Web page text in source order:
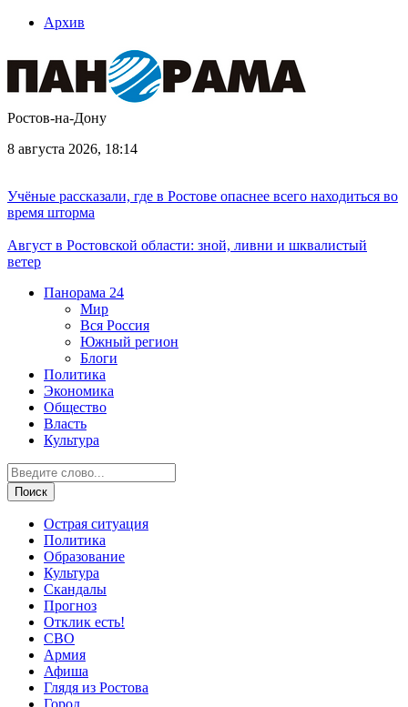
Архив
Ростов-на-Дону
8 августа 2026, 18:14
Учёные рассказали, где в Ростове опаснее всего находиться во
время шторма
Август в Ростовской области: зной, ливни и шквалистый
ветер
Панорама 24
Мир
Вся Россия
Южный регион
Блоги
Политика
Экономика
Общество
Власть
Культура
Острая ситуация
Политика
Образование
Культура
Скандалы
Прогноз
Отклик есть!
СВО
Армия
Афиша
Глядя из Ростова
Город